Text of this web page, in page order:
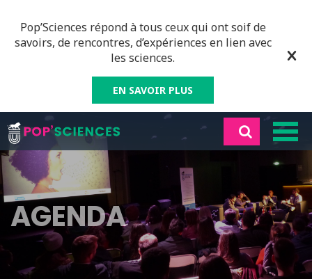
Pop’Sciences répond à tous ceux qui ont soif de
savoirs, de rencontres, d’expériences en lien avec
les sciences.
EN SAVOIR PLUS
AGENDA